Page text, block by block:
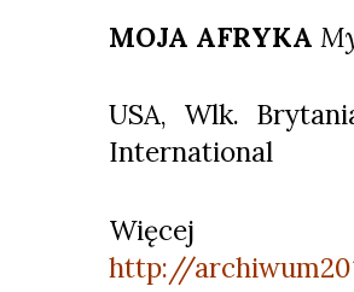
MOJA AFRYKA
USA, Wlk.
International
http://